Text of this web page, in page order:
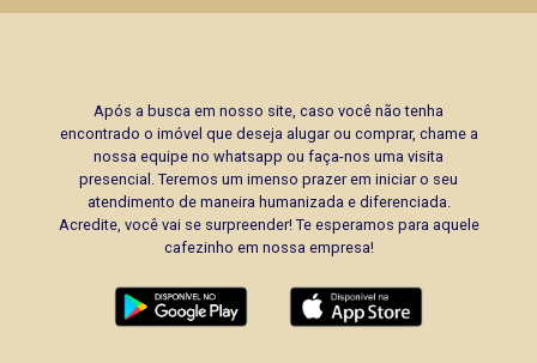
Após a busca em nosso site, caso você não tenha
encontrado o imóvel que deseja alugar ou comprar, chame a
nossa equipe no whatsapp ou faça-nos uma visita
presencial. Teremos um imenso prazer em iniciar o seu
atendimento de maneira humanizada e diferenciada.
Acredite, você vai se surpreender! Te esperamos para aquele
cafezinho em nossa empresa!